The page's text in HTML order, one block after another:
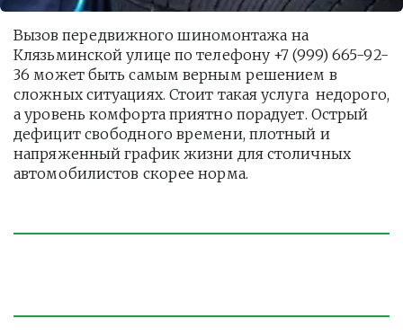
Вызов передвижного шиномонтажа на
Клязьминской улице по телефону +7 (999) 665-92-
36 может быть самым верным решением в
сложных ситуациях. Стоит такая услуга  недорого,
а уровень комфорта приятно порадует. Острый
дефицит свободного времени, плотный и
напряженный график жизни для столичных
автомобилистов скорее норма.